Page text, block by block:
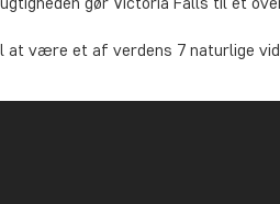
være et af verdens 7 naturlige